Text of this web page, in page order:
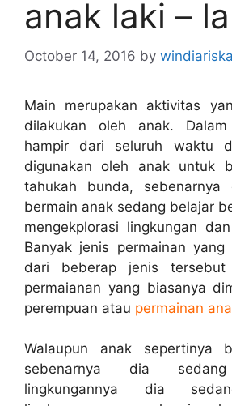
anak laki –
October 14, 2016 by windiariska
Main merupakan aktivitas
dilakukan oleh anak. Dalam
hampir dari seluruh waktu
digunakan oleh anak untuk
tahukah bunda, sebenarnya
bermain anak sedang belajar
mengekplorasi lingkungan
Banyak jenis permainan yang
dari beberap jenis
permaianan yang biasanya
perempuan atau permainan
Walaupun anak sepertinya
sebenarnya dia sedang
lingkungannya dia